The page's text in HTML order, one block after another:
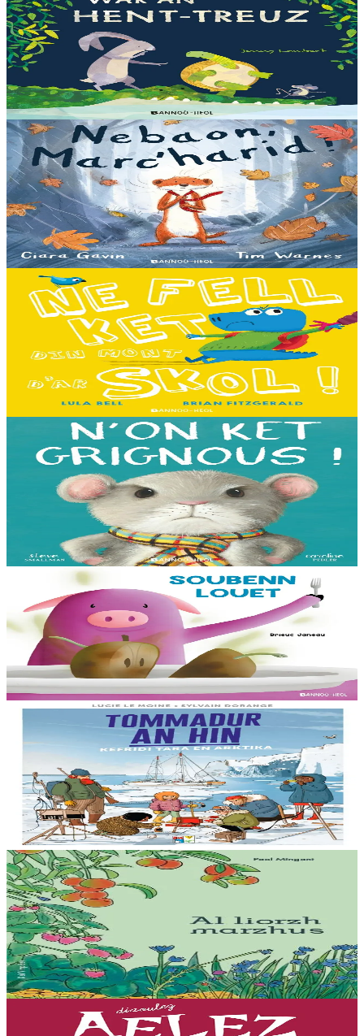
War an hent-treuz
Piv a oar peseurt loened a c’haller gwelet er paludoù pa vez an noz
o serriñ ?... N’eus krokodil ebet avat. Peursur eo Logodennig. N’eo
ket ken sur he mignoned...
Er stok13,00 €
3 bloaz hag ouzhpenn
Bannoù-heol
Nebaon, Marc'harid !
An avel, ar glav... Ne blij ket tamm enet da Varc'harid Koant...
Spontet-mik e vez bewech zoken. Daoust ha Lagadeg, he mignonez
nevez, a zeuio a-benn da lakaat...
Er stok13,00 €
3 bloaz hag ouzhpenn
Bannoù-heol
Ne fell ket din mont d'ar skol !
Hiziv emañ devezh skol kentañ Logodennig ha Dinosaorig. Ne fell
ket dezho mont, tamm ebet ! Pa grogo ar c'hentelioù avat e vo ur
pezh mell souezhenn....
13,00 €
3 bloaz hag ouzhpenn
Bannoù-heol
N'on ket grignous !
E penn ar c’hoad ez eus ul logodenn vihan o chom. Brudet eo
Logodennig evit bezañ grignousañ ha teodekañ logodenn ar vro. Un
deiz en em gav gant ur broc’hig...
Er stok13,00 €
3 bloaz hag ouzhpenn
Soubenn louet
C'hoant bras en deuz Rozig da fardañ ur pred a-feson d'e vignoned.
Ganto e vo ur c'houviad dic'hortoz avat...
Er stok8,00 €
8 vloaz hag ouzhpenn
Bannoù-heol
Tommadur an hin : Kefridi Tara en Arktika
Anavezout a ra mat Billy ar mor ha tommadur an hin : studiañ a ra
he mamm ar skornegoù oteuziñ e bourzh ur vag skiantel, ar
oueletenn Tara. Kinnig a ra Billy...
Er stok15,00 €
15 vloaz hag ouzhpenn
Bannoù-heol
Al liorzh marzhus
Un dastumad kronikennoù war al liorzhañ : penaos gounit legumaj
ha derc’hel ur bevliesseurted pinvidik el liorzh ? Danvez al levr-mañ
zo bet skrivet e...
Er stok18,00 €